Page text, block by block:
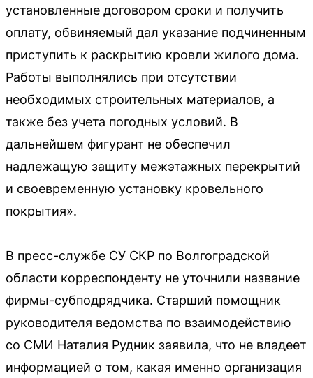
установленные договором сроки и получить
оплату, обвиняемый дал указание подчиненным
приступить к раскрытию кровли жилого дома.
Работы выполнялись при отсутствии
необходимых строительных материалов, а
также без учета погодных условий. В
дальнейшем фигурант не обеспечил
надлежащую защиту межэтажных перекрытий
и своевременную установку кровельного
покрытия».
В пресс-службе СУ СКР по Волгоградской
области корреспонденту не уточнили название
фирмы-субподрядчика. Старший помощник
руководителя ведомства по взаимодействию
со СМИ Наталия Рудник заявила, что не владеет
информацией о том, какая именно организация